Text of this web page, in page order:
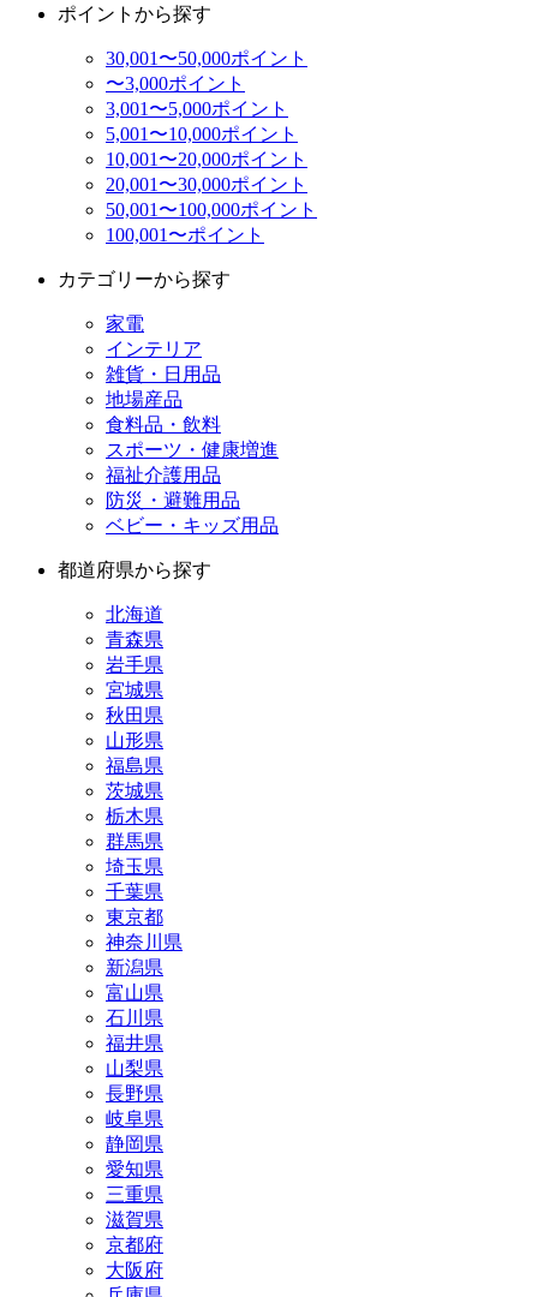
ポイントから探す
30,001〜50,000ポイント
〜3,000ポイント
3,001〜5,000ポイント
5,001〜10,000ポイント
10,001〜20,000ポイント
20,001〜30,000ポイント
50,001〜100,000ポイント
100,001〜ポイント
カテゴリーから探す
家電
インテリア
雑貨・日用品
地場産品
食料品・飲料
スポーツ・健康増進
福祉介護用品
防災・避難用品
ベビー・キッズ用品
都道府県から探す
北海道
青森県
岩手県
宮城県
秋田県
山形県
福島県
茨城県
栃木県
群馬県
埼玉県
千葉県
東京都
神奈川県
新潟県
富山県
石川県
福井県
山梨県
長野県
岐阜県
静岡県
愛知県
三重県
滋賀県
京都府
大阪府